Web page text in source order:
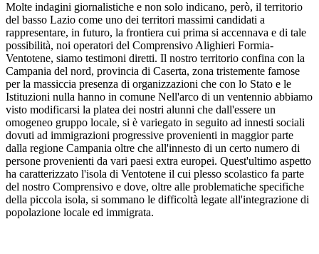
Molte indagini giornalistiche e non solo indicano, però, il territorio
del basso Lazio come uno dei territori massimi candidati a
rappresentare, in futuro, la frontiera cui prima si accennava e di tale
possibilità, noi operatori del Comprensivo Alighieri Formia-
Ventotene, siamo testimoni diretti. Il nostro territorio confina con la
Campania del nord, provincia di Caserta, zona tristemente famose
per la massiccia presenza di organizzazioni che con lo Stato e le
Istituzioni nulla hanno in comune Nell'arco di un ventennio abbiamo
visto modificarsi la platea dei nostri alunni che dall'essere un
omogeneo gruppo locale, si è variegato in seguito ad innesti sociali
dovuti ad immigrazioni progressive provenienti in maggior parte
dalla regione Campania oltre che all'innesto di un certo numero di
persone provenienti da vari paesi extra europei. Quest'ultimo aspetto
ha caratterizzato l'isola di Ventotene il cui plesso scolastico fa parte
del nostro Comprensivo e dove, oltre alle problematiche specifiche
della piccola isola, si sommano le difficoltà legate all'integrazione di
popolazione locale ed immigrata.